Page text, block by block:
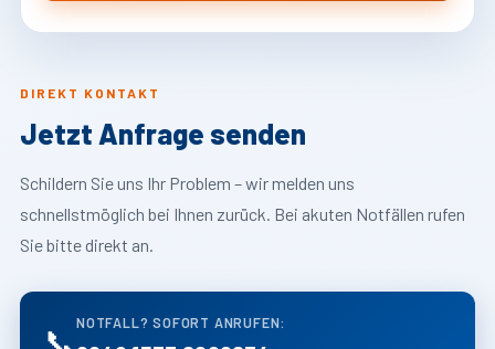
DIREKT KONTAKT
Jetzt Anfrage senden
Schildern Sie uns Ihr Problem – wir melden uns
schnellstmöglich bei Ihnen zurück. Bei akuten Notfällen rufen
Sie bitte direkt an.
📞 NOTFALL? SOFORT ANRUFEN: